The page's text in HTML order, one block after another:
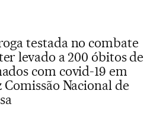
testada no combate
levado a 200 óbitos de
com covid-19 em
Nacional de